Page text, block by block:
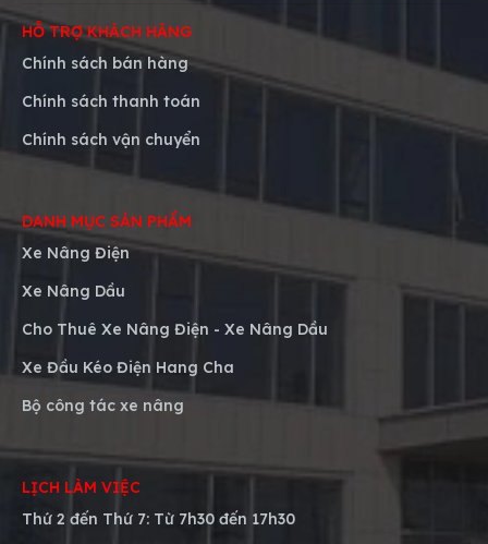
HỖ TRỢ KHÁCH HÀNG
Chính sách bán hàng
Chính sách thanh toán
Chính sách vận chuyển
DANH MỤC SẢN PHẨM
Xe Nâng Điện
Xe Nâng Dầu
Cho Thuê Xe Nâng Điện - Xe Nâng Dầu
Xe Đầu Kéo Điện Hang Cha
Bộ công tác xe nâng
LỊCH LÀM VIỆC
Thứ 2 đến Thứ 7: Từ 7h30 đến 17h30